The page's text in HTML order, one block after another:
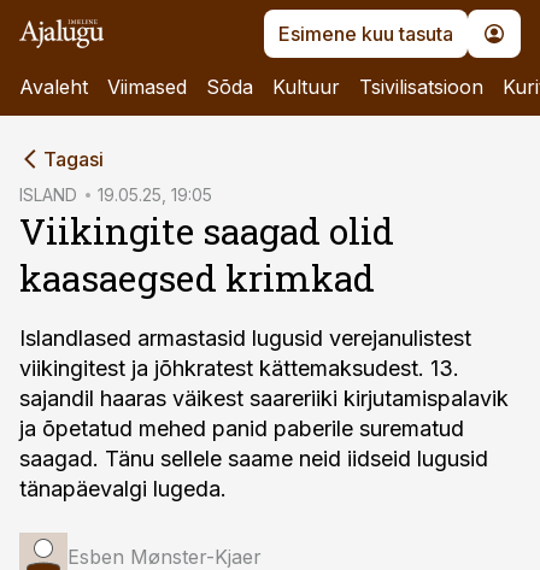
Esimene kuu tasuta
Avaleht Viimased Sõda Kultuur Tsivilisatsioon
Tagasi
ISLAND 19.05.25, 19:05
Viikingite saagad olid
kaasaegsed krimkad
Islandlased armastasid lugusid verejanulistest
viikingitest ja jõhkratest kättemaksudest. 13.
sajandil haaras väikest saareriiki kirjutamispalavik
ja õpetatud mehed panid paberile surematud
saagad. Tänu sellele saame neid iidseid lugusid
tänapäevalgi lugeda.
Esben Mønster-Kjaer